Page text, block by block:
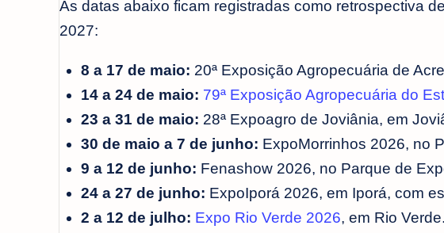
As datas abaixo ficam registradas como retrospectiva
2027:
8 a 17 de maio: 20ª Exposição Agropecuária de
14 a 24 de maio: 79ª Exposição Agropecuária do
23 a 31 de maio: 28ª Expoagro de Joviânia, em
30 de maio a 7 de junho: ExpoMorrinhos 2026, no
9 a 12 de junho: Fenashow 2026, no Parque de
24 a 27 de junho: ExpoIporá 2026, em Iporá, com
2 a 12 de julho: Expo Rio Verde 2026, em Rio